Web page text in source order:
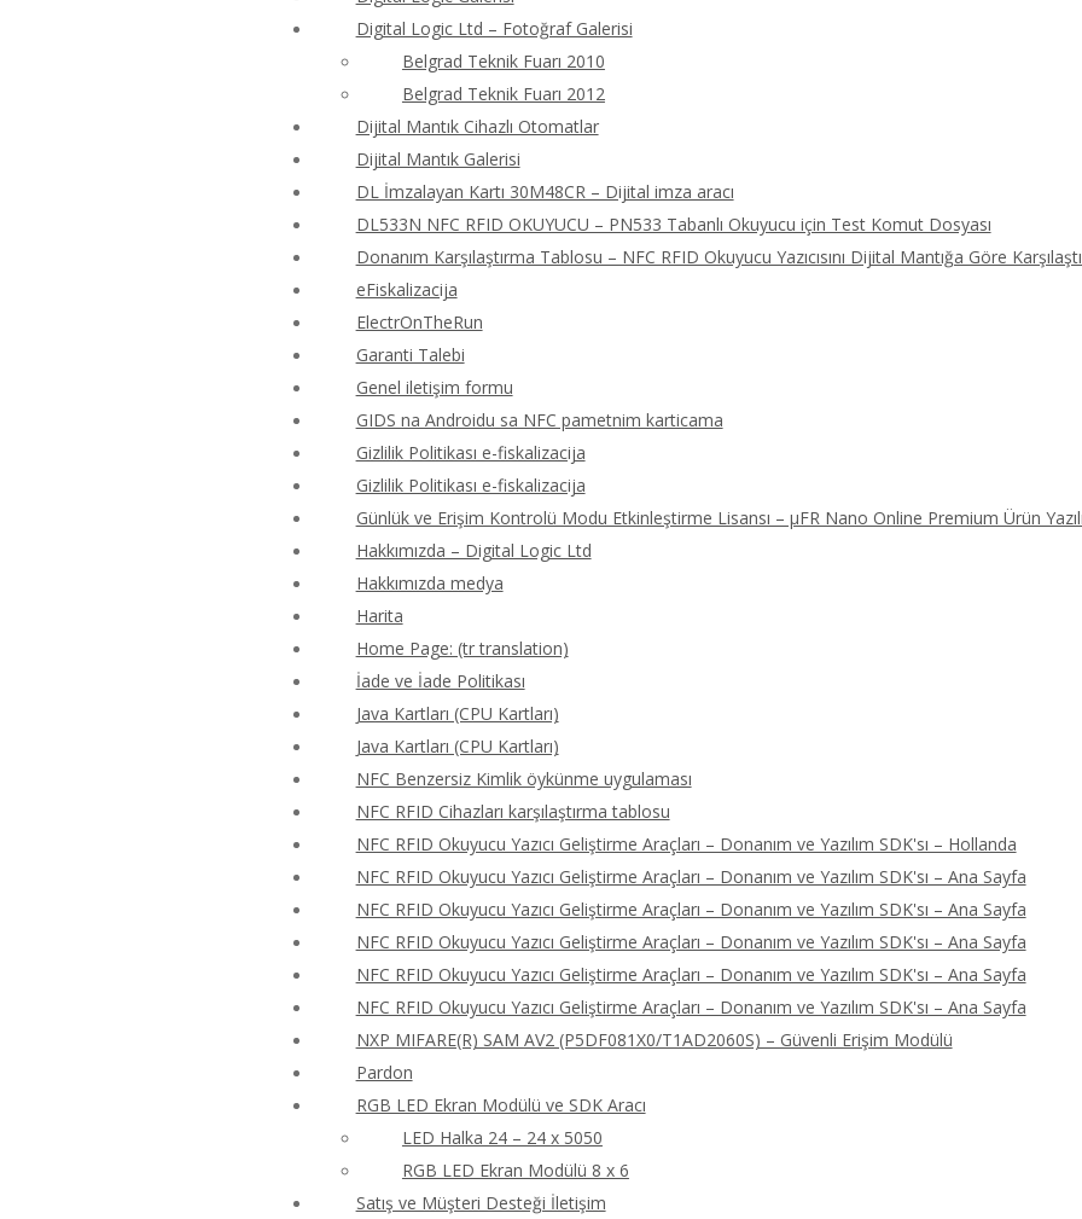
Digital Logic Ltd – Fotoğraf Galerisi
Belgrad Teknik Fuarı 2010
Belgrad Teknik Fuarı 2012
Dijital Mantık Cihazlı Otomatlar
Dijital Mantık Galerisi
DL İmzalayan Kartı 30M48CR – Dijital imza aracı
DL533N NFC RFID OKUYUCU – PN533 Tabanlı Okuyucu için Test Komut Dosyası
Donanım Karşılaştırma Tablosu – NFC RFID Okuyucu Yazıcısını Dijital Mantığa Göre
eFiskalizacija
ElectrOnTheRun
Garanti Talebi
Genel iletişim formu
GIDS na Androidu sa NFC pametnim karticama
Gizlilik Politikası e-fiskalizacija
Gizlilik Politikası e-fiskalizacija
Günlük ve Erişim Kontrolü Modu Etkinleştirme Lisansı – μFR Nano Online Premium Ürün
Hakkımızda – Digital Logic Ltd
Hakkımızda medya
Harita
Home Page: (tr translation)
İade ve İade Politikası
Java Kartları (CPU Kartları)
Java Kartları (CPU Kartları)
NFC Benzersiz Kimlik öykünme uygulaması
NFC RFID Cihazları karşılaştırma tablosu
NFC RFID Okuyucu Yazıcı Geliştirme Araçları – Donanım ve Yazılım SDK'sı – Hollanda
NFC RFID Okuyucu Yazıcı Geliştirme Araçları – Donanım ve Yazılım SDK'sı – Ana Sayfa
NFC RFID Okuyucu Yazıcı Geliştirme Araçları – Donanım ve Yazılım SDK'sı – Ana Sayfa
NFC RFID Okuyucu Yazıcı Geliştirme Araçları – Donanım ve Yazılım SDK'sı – Ana Sayfa
NFC RFID Okuyucu Yazıcı Geliştirme Araçları – Donanım ve Yazılım SDK'sı – Ana Sayfa
NFC RFID Okuyucu Yazıcı Geliştirme Araçları – Donanım ve Yazılım SDK'sı – Ana Sayfa
NXP MIFARE(R) SAM AV2 (P5DF081X0/T1AD2060S) – Güvenli Erişim Modülü
Pardon
RGB LED Ekran Modülü ve SDK Aracı
LED Halka 24 – 24 x 5050
RGB LED Ekran Modülü 8 x 6
Satış ve Müşteri Desteği İletişim